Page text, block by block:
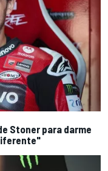
Stoner para darme